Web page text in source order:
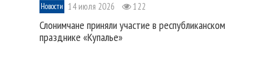
Новости 14 июля 2026 122
Слонимчане приняли участие в республиканском
празднике «Купалье»